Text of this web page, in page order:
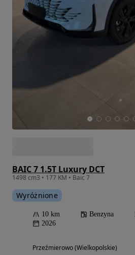
BAIC 7 1.5T Luxury DCT
1498 cm3 • 177 KM • Baic 7
Wyróżnione
10 km Benzyna
2026
Przeźmierowo (Wielkopolskie)